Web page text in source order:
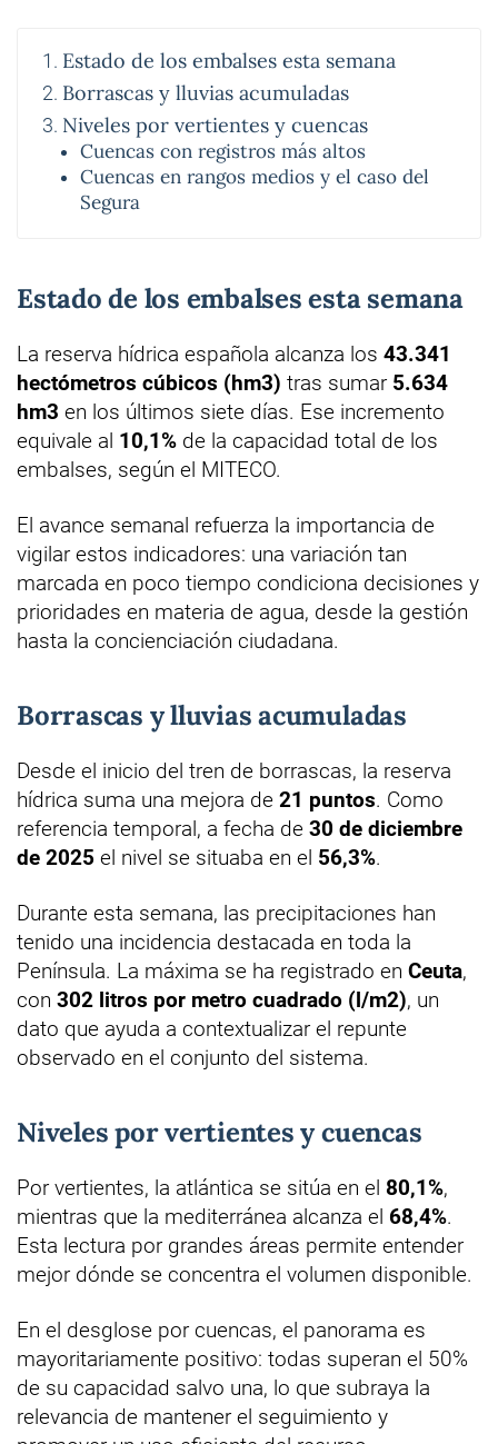
Estado de los embalses esta semana
Borrascas y lluvias acumuladas
Niveles por vertientes y cuencas
Cuencas con registros más altos
Cuencas en rangos medios y el caso del
Segura
Estado de los embalses esta semana
La reserva hídrica española alcanza los 43.341
hectómetros cúbicos (hm3) tras sumar 5.634
hm3 en los últimos siete días. Ese incremento
equivale al 10,1% de la capacidad total de los
embalses, según el MITECO.
El avance semanal refuerza la importancia de
vigilar estos indicadores: una variación tan
marcada en poco tiempo condiciona decisiones y
prioridades en materia de agua, desde la gestión
hasta la concienciación ciudadana.
Borrascas y lluvias acumuladas
Desde el inicio del tren de borrascas, la reserva
hídrica suma una mejora de 21 puntos. Como
referencia temporal, a fecha de 30 de diciembre
de 2025 el nivel se situaba en el 56,3%.
Durante esta semana, las precipitaciones han
tenido una incidencia destacada en toda la
Península. La máxima se ha registrado en Ceuta,
con 302 litros por metro cuadrado (l/m2), un
dato que ayuda a contextualizar el repunte
observado en el conjunto del sistema.
Niveles por vertientes y cuencas
Por vertientes, la atlántica se sitúa en el 80,1%,
mientras que la mediterránea alcanza el 68,4%.
Esta lectura por grandes áreas permite entender
mejor dónde se concentra el volumen disponible.
En el desglose por cuencas, el panorama es
mayoritariamente positivo: todas superan el 50%
de su capacidad salvo una, lo que subraya la
relevancia de mantener el seguimiento y